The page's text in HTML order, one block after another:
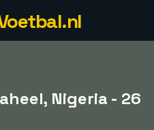
Nigeria - 26